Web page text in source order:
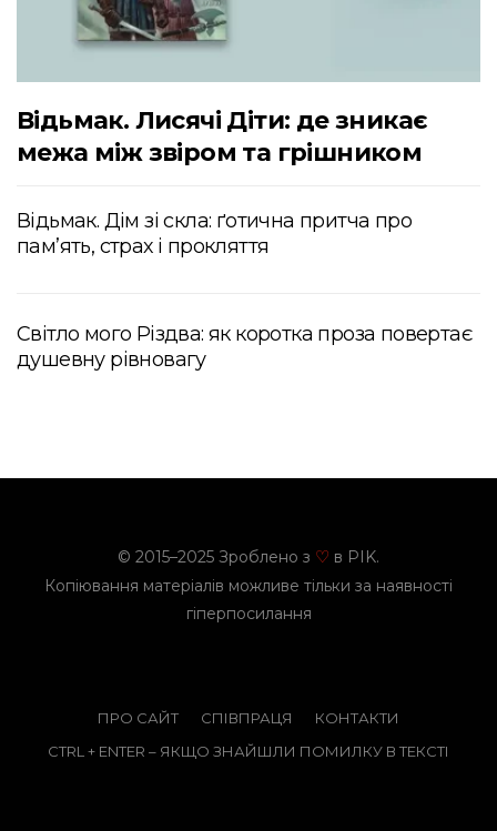
Відьмак. Лисячі Діти: де зникає
межа між звіром та грішником
Відьмак. Дім зі скла: ґотична притча про
пам’ять, страх і прокляття
Світло мого Різдва: як коротка проза повертає
душевну рівновагу
© 2015–2025 Зроблено з ♡ в PIK.
Копіювання матеріалів можливе тільки за наявності
гіперпосилання
ПРО САЙТ СПІВПРАЦЯ
КОНТАКТИ
CTRL + ENTER – ЯКЩО ЗНАЙШЛИ ПОМИЛКУ В ТЕКСТІ